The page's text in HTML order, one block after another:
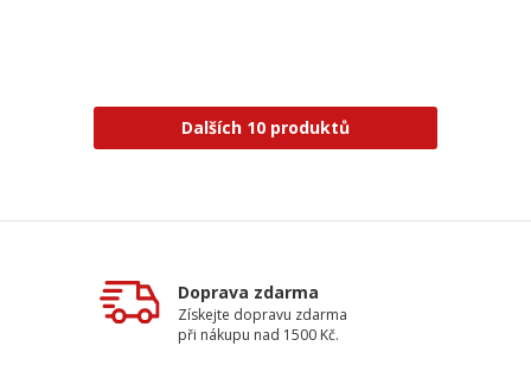
Dalších 10 produktů
Doprava zdarma
Získejte dopravu zdarma
při nákupu nad 1500 Kč.